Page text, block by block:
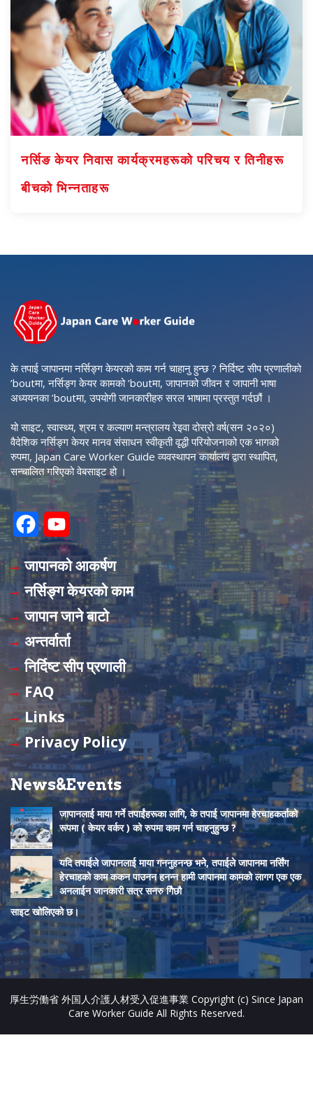
नर्सिङ केयर निवास कार्यक्रमहरूको परिचय र तिनीहरू
बीचको भिन्नताहरू
के तपाई जापानमा नर्सिङ्ग केयरको काम गर्न चाहानु हुन्छ ? निर्दिष्ट सीप प्रणालीको
’boutमा, नर्सिङ्ग केयर कामको ’boutमा, जापानको जीवन र जापानी भाषा
अध्ययनका ’boutमा, उपयोगी जानकारीहरु सरल भाषामा प्रस्तुत गर्दछौं ।
यो साइट, स्वास्थ्य, श्रम र कल्याण मन्त्रालय रेइवा दोस्रो वर्ष(सन २०२०)
वैदेशिक नर्सिङ्ग केयर मानव संसाधन स्वीकृती वृद्धी परियोजनाको एक भागको
रुपमा, Japan Care Worker Guide व्यवस्थापन कार्यालय द्वारा स्थापित,
सन्चालित गरिएको वेबसाइट हो ।
F
a
c
e
b
o
o
k
o
u
T
u
b
e
C
h
a
n
n
e
l
जापानको आकर्षण
नर्सिङ्ग केयरको काम
जापान जाने बाटो
अन्तर्वार्ता
निर्दिष्ट सीप प्रणाली
FAQ
Links
Privacy Policy
News&Events
जापानलाई माया गर्ने तपाईंहरूका लागि, के तपाई जापानमा हेरचाहकर्ताको
रूपमा ( केयर वर्कर ) को रुपमा काम गर्न चाहनुहुन्छ ?
यदि तपाईले जापानलाई माया गननुहनन्छ भने, तपाईले जापानमा नर्सिंग
हेरचाहको काम ककन पाउनन हनन्न हामी जापानमा कामको लागग एक एक
अनलाईन जानकारी सत्र सनरु गिैछौ
साइट खोलिएको छ।
厚生労働省 外国人介護人材受入促進事業 Copyright (c) Since Japan
Care Worker Guide All Rights Reserved.